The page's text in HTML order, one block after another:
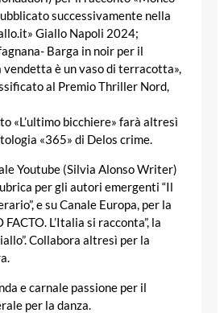
successivamente nella
Giallo Napoli 2024;
Barga in noir per il
vendetta è un vaso di terracotta»,
al Premio Thriller Nord,
«L’ultimo bicchiere» farà altresì
«365» di Delos crime.
Youtube (Silvia Alonso Writer)
per gli autori emergenti “Il
e su Canale Europa, per la
L’Italia si racconta”, la
Collabora altresì per la
e carnale passione per il
per la danza.